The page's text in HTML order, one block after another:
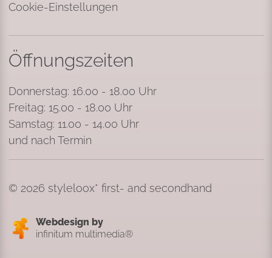
Cookie-Einstellungen
Öffnungszeiten
Donnerstag: 16.00 - 18.00 Uhr
Freitag: 15.00 - 18.00 Uhr
Samstag: 11.00 - 14.00 Uhr
und nach Termin
© 2026 styleloox* first- and secondhand
Webdesign by
infinitum multimedia®